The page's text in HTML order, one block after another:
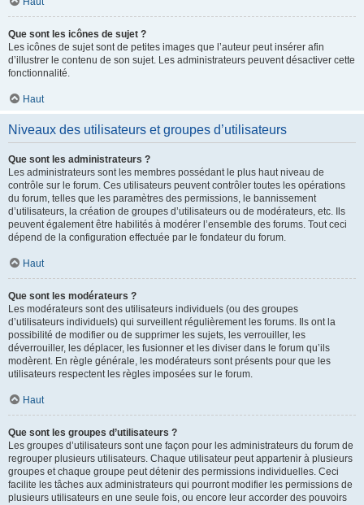
Que sont les icônes de sujet ?
Les icônes de sujet sont de petites images que l’auteur peut insérer afin
d’illustrer le contenu de son sujet. Les administrateurs peuvent désactiver cette
fonctionnalité.
Haut
Niveaux des utilisateurs et groupes d’utilisateurs
Que sont les administrateurs ?
Les administrateurs sont les membres possédant le plus haut niveau de
contrôle sur le forum. Ces utilisateurs peuvent contrôler toutes les opérations
du forum, telles que les paramètres des permissions, le bannissement
d’utilisateurs, la création de groupes d’utilisateurs ou de modérateurs, etc. Ils
peuvent également être habilités à modérer l’ensemble des forums. Tout ceci
dépend de la configuration effectuée par le fondateur du forum.
Haut
Que sont les modérateurs ?
Les modérateurs sont des utilisateurs individuels (ou des groupes
d’utilisateurs individuels) qui surveillent régulièrement les forums. Ils ont la
possibilité de modifier ou de supprimer les sujets, les verrouiller, les
déverrouiller, les déplacer, les fusionner et les diviser dans le forum qu’ils
modèrent. En règle générale, les modérateurs sont présents pour que les
utilisateurs respectent les règles imposées sur le forum.
Haut
Que sont les groupes d’utilisateurs ?
Les groupes d’utilisateurs sont une façon pour les administrateurs du forum de
regrouper plusieurs utilisateurs. Chaque utilisateur peut appartenir à plusieurs
groupes et chaque groupe peut détenir des permissions individuelles. Ceci
facilite les tâches aux administrateurs qui pourront modifier les permissions de
plusieurs utilisateurs en une seule fois, ou encore leur accorder des pouvoirs